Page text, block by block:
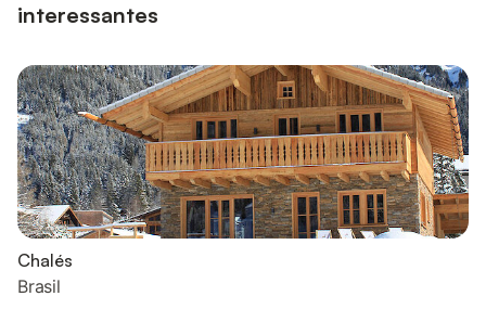
interessantes
Chalés
Brasil